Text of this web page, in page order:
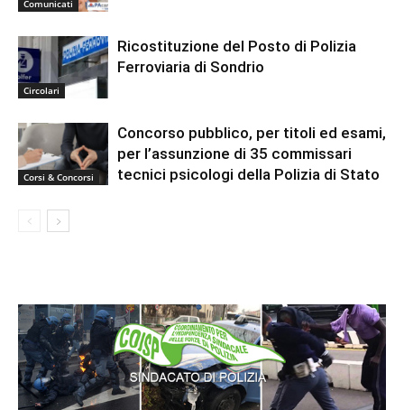
Comunicati
Circolari
Ricostituzione del Posto di Polizia
Ferroviaria di Sondrio
Corsi & Concorsi
Concorso pubblico, per titoli ed esami,
per l’assunzione di 35 commissari
tecnici psicologi della Polizia di Stato